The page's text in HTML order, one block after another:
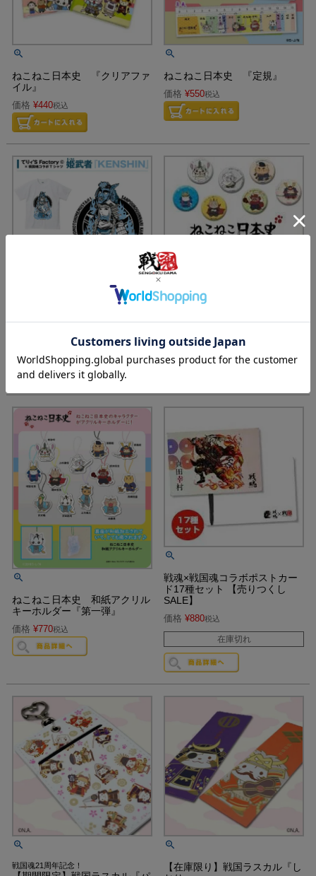
ねこねこ日本史 『クリアファ
イル』
価格 ¥440税込
ねこねこ日本史 『定規』
価格 ¥550税込
価格 ¥3,850税込
価格 ¥440税込
ねこねこ日本史 和紙アクリル
キーホルダー『第一弾』
価格 ¥770税込
戦魂×戦国魂コラボポストカー
ド17種セット 【売りつくし
SALE】
価格 ¥880税込
在庫切れ
戦国魂21周年記念！
【在庫限り】戦国ラスカル『し